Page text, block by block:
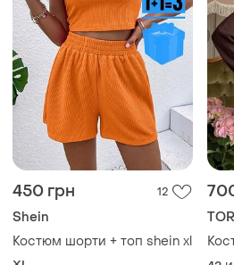
450 грн
Shein
Костюм шорти + топ shein xl
XL 42
Загружайте